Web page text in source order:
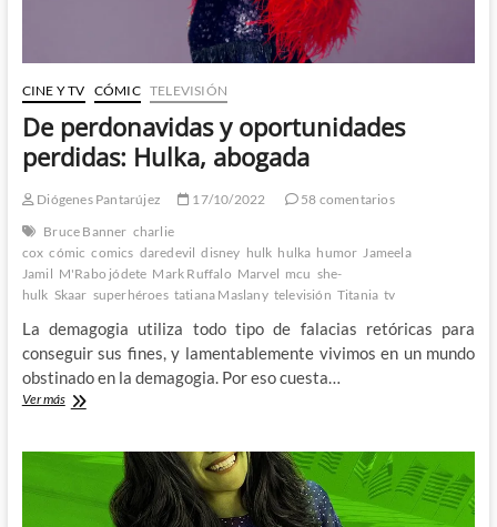
CINE Y TV CÓMIC TELEVISIÓN
De perdonavidas y oportunidades
perdidas: Hulka, abogada
Diógenes Pantarújez 17/10/2022
58 comentarios
Bruce Banner charlie
cox cómic comics daredevil disney hulk hulka humor Jameela
Jamil M'Rabo jódete Mark Ruffalo Marvel mcu she-
hulk Skaar superhéroes tatiana Maslany televisión Titania tv
La demagogia utiliza todo tipo de falacias retóricas para
conseguir sus fines, y lamentablemente vivimos en un mundo
obstinado en la demagogia. Por eso cuesta…
Ver másDe
oportunidades
abogada